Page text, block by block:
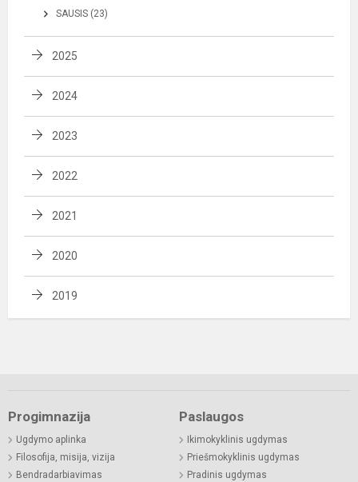
SAUSIS (23)
2025
2024
2023
2022
2021
2020
2019
Progimnazija
Ugdymo aplinka
Filosofija, misija, vizija
Bendradarbiavimas
Paslaugos
Ikimokyklinis ugdymas
Priešmokyklinis ugdymas
Pradinis ugdymas